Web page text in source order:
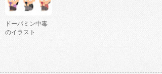
ドーパミン中毒
のイラスト